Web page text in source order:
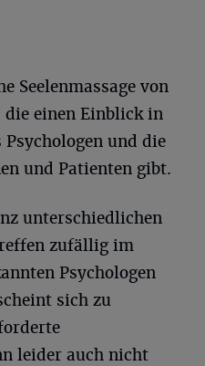
Seelenmassage von
die einen Einblick in
und die
und Patienten gibt.
unterschiedlichen
zufällig im
Psychologen
sich zu
leider auch nicht